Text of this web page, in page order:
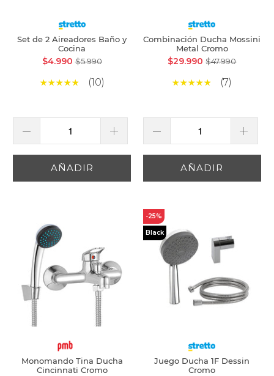
Set de 2 Aireadores Baño y
Cocina
$4.990$5.990
(10)
AÑADIR
Combinación Ducha Mossini
Metal Cromo
$29.990$47.990
(7)
AÑADIR
Monomando Tina Ducha
Cincinnati Cromo
-25%
Black
Juego Ducha 1F Dessin
Cromo